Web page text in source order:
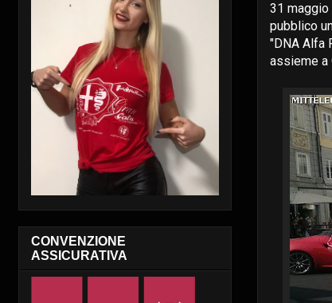
31
pubblico
"DNA Alfa
assieme a
CONVENZIONE
ASSICURATIVA